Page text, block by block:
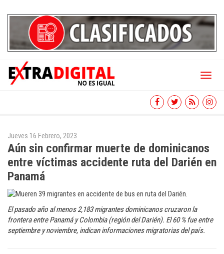
Toggle
Jueves 16 Febrero, 2023
Aún sin confirmar muerte de dominicanos
entre víctimas accidente ruta del Darién en
Panamá
El pasado año al menos 2,183 migrantes dominicanos cruzaron la
frontera entre Panamá y Colombia (región del Darién). El 60 % fue entre
septiembre y noviembre, indican informaciones migratorias del país.